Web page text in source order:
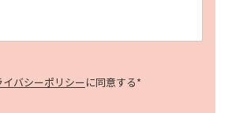
イバシーポリシーに同意する*